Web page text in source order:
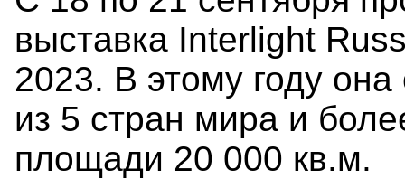
выставка Interlight
2023. В этому году
из 5 стран мира и
площади 20 000 кв.м.